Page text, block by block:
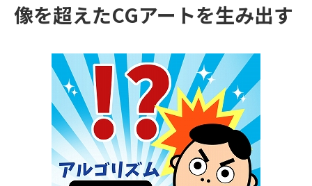
大学パンフ 学部・学科パンフ
集要項＆願書
募集要項＆願書
大学・短大以外の資料から請求
専門学校の資料請求 大学院の資料請求
像を超えたCGアートを生み出す